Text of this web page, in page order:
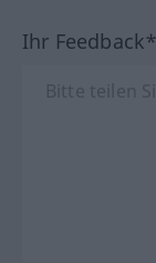
Ihr Feedback*